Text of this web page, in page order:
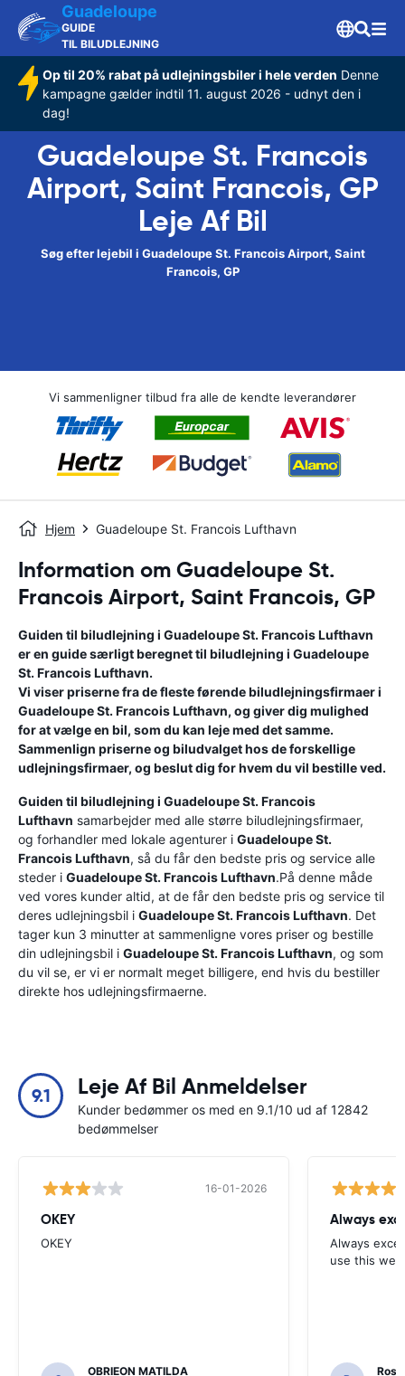
Guadeloupe
GUIDE
TIL BILUDLEJNING
Op til 20% rabat på udlejningsbiler i hele verden Denne
kampagne gælder indtil 11. august 2026 - udnyt den i
dag!
Guadeloupe St. Francois
Airport, Saint Francois, GP
Leje Af Bil
Søg efter lejebil i Guadeloupe St. Francois Airport, Saint
Francois, GP
Vi sammenligner tilbud fra alle de kendte leverandører
Hjem Guadeloupe St. Francois Lufthavn
Information om Guadeloupe St.
Francois Airport, Saint Francois, GP
Guiden til biludlejning i Guadeloupe St. Francois Lufthavn
er en guide særligt beregnet til biludlejning i Guadeloupe
St. Francois Lufthavn.
Vi viser priserne fra de fleste førende biludlejningsfirmaer i
Guadeloupe St. Francois Lufthavn, og giver dig mulighed
for at vælge en bil, som du kan leje med det samme.
Sammenlign priserne og biludvalget hos de forskellige
udlejningsfirmaer, og beslut dig for hvem du vil bestille ved.
Guiden til biludlejning i Guadeloupe St. Francois
Lufthavn samarbejder med alle større biludlejningsfirmaer,
og forhandler med lokale agenturer i Guadeloupe St.
Francois Lufthavn, så du får den bedste pris og service alle
steder i Guadeloupe St. Francois Lufthavn.På denne måde
ved vores kunder altid, at de får den bedste pris og service til
deres udlejningsbil i Guadeloupe St. Francois Lufthavn. Det
tager kun 3 minutter at sammenligne vores priser og bestille
din udlejningsbil i Guadeloupe St. Francois Lufthavn, og som
du vil se, er vi er normalt meget billigere, end hvis du bestiller
direkte hos udlejningsfirmaerne.
9.1 Leje Af Bil Anmeldelser
Kunder bedømmer os med en 9.1/10 ud af 12842
bedømmelser
16-01-2026
OKEY
OKEY
OBRIEON MATILDA
Always
Always
use this